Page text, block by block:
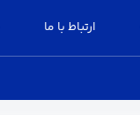
ارتباط با ما